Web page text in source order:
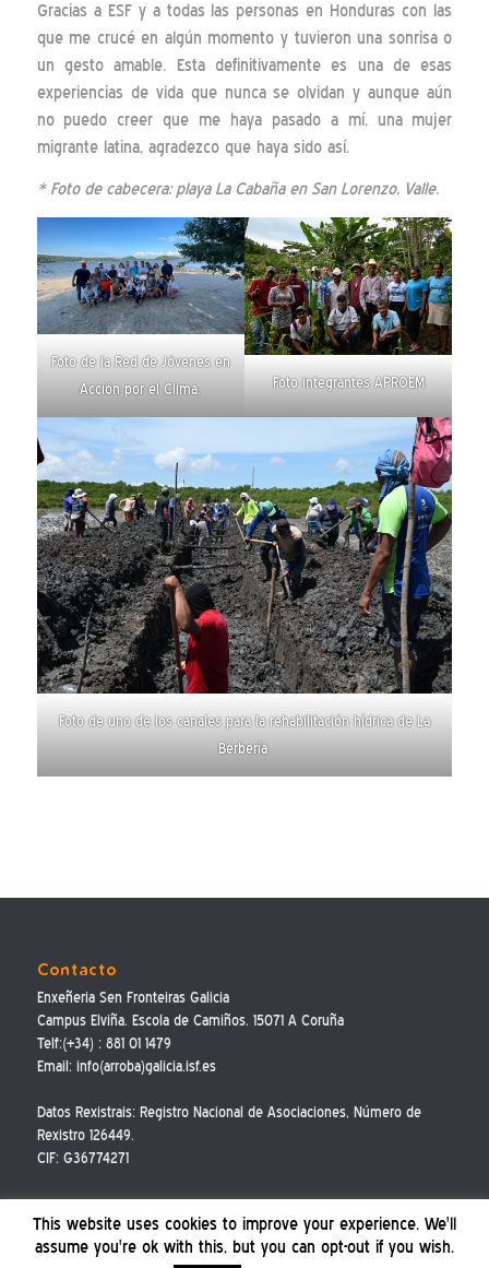
Gracias a ESF y a todas las personas en Honduras con las
que me crucé en algún momento y tuvieron una sonrisa o
un gesto amable. Esta definitivamente es una de esas
experiencias de vida que nunca se olvidan y aunque aún
no puedo creer que me haya pasado a mí, una mujer
migrante latina, agradezco que haya sido así.
* Foto de cabecera: playa La Cabaña en San Lorenzo, Valle.
Foto de la Red de Jóvenes en
Acción por el Clima.
Foto integrantes APROEM
Foto de uno de los canales para la rehabilitación hídrica de La
Berbería.
Contacto
Enxeñeria Sen Fronteiras Galicia
Campus Elviña. Escola de Camiños. 15071 A Coruña
Telf:(+34) : 881 01 1479
Email: info(arroba)galicia.isf.es
Datos Rexistrais: Registro Nacional de Asociaciones, Número de
Rexistro 126449.
CIF: G36774271
This website uses cookies to improve your experience. We'll
assume you're ok with this, but you can opt-out if you wish.